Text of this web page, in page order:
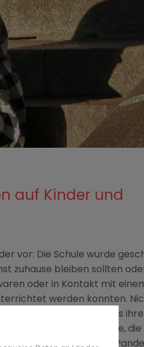
auf Kinder und
vor: Die Schule wurde
zuhause bleiben sollten
oder in Kontakt mit
werden konnten.
Rhythmus und aus
und Verbände, die
die Kinder während der